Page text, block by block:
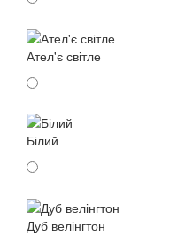
Ател'є світле
Білий
Дуб велінгтон